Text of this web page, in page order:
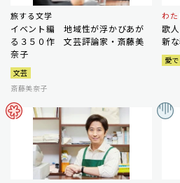
旅する文学
イベント編 地域性が浮かびあが
る３５０作 文芸評論家・斎藤美
奈子
文芸
斎藤美奈子
わ
歌
新
愛